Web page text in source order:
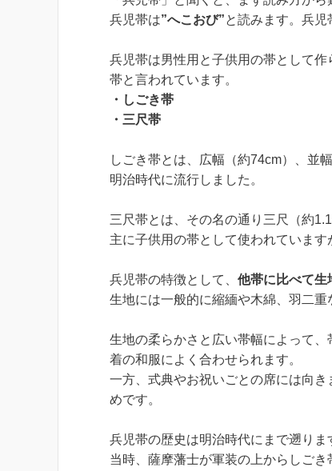
兵児帯は”へこおび”と読みます。兵児
兵児帯は男性用と子供用の帯として
帯と言われています。
・しごき帯
・三尺帯
しごき帯とは、広幅（約74cm）、並
明治時代に流行しました。
三尺帯とは、その名の通り三尺（約
主に子供用の帯として使われています
兵児帯の特徴として、 他帯に比べて生
生地には一般的に縮緬や木綿、羽二重
生地の柔らかさと広い帯幅によって
着の和服によく合わせられます。
一方、式典やお祝いごとの席には向
めです。
兵児帯の歴史は明治時代にまで遡りま
当時、薩摩藩士が軍装の上からしご